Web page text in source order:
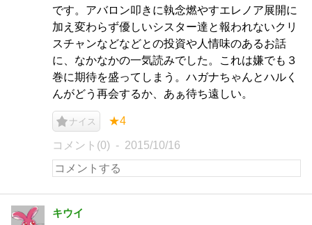
です。アバロン叩きに執念燃やすエレノア展開に
加え変わらず優しいシスター達と報われないクリ
スチャンなどなどとの投資や人情味のあるお話
に、なかなかの一気読みでした。これは嫌でも３
巻に期待を盛ってしまう。ハガナちゃんとハルく
んがどう再会するか、あぁ待ち遠しい。
ナイス ★4
コメント(0) 2015/10/16
キウイ